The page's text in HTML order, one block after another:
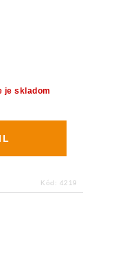
je skladom
Kód: 4219